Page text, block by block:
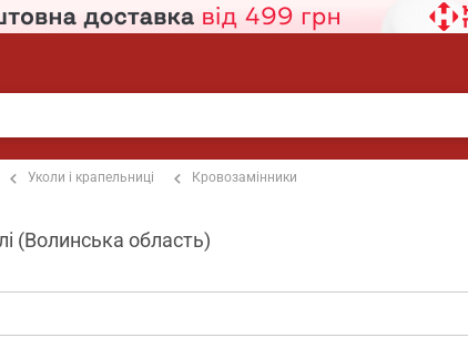
Уколи і крапельниці Кровозамінники
(Волинська область)